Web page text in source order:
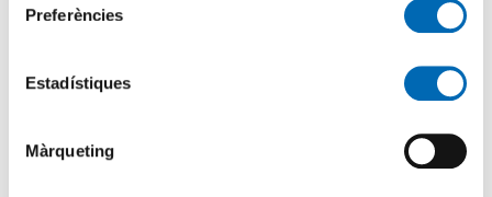
Preferències
Estadístiques
Màrqueting